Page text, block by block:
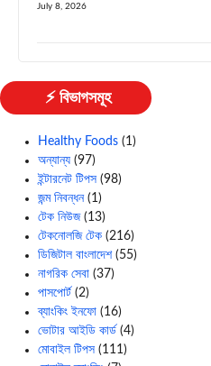
July 8, 2026
⚡ বিভাগসমূহ
Healthy Foods (1)
অন্যান্য (97)
ইন্টারনেট টিপস (98)
জন্ম নিবন্ধন(1)
টেক নিউজ(13)
টেকনোলজি টেক (216)
ডিজিটাল বাংলাদেশ(55)
নাগরিক সেবা (37)
পাসপোর্ট (2)
ব্যাংকিং ইনফো (16)
ভোটার আইডি কার্ড (4)
মোবাইল টিপস (111)